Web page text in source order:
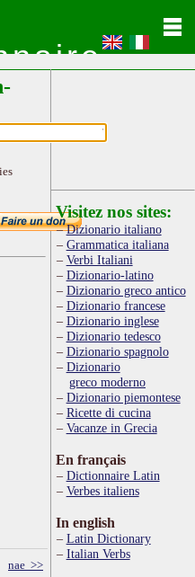
nae >>
Visitez nos sites:
Dizionario italiano
Grammatica italiana
Verbi Italiani
Dizionario-latino
Dizionario greco antico
Dizionario francese
Dizionario inglese
Dizionario tedesco
Dizionario spagnolo
Dizionario
greco moderno
Dizionario piemontese
Ricette di cucina
Vacanze in Grecia
En français
Dictionnaire Latin
Verbes italiens
In english
Latin Dictionary
Italian Verbs